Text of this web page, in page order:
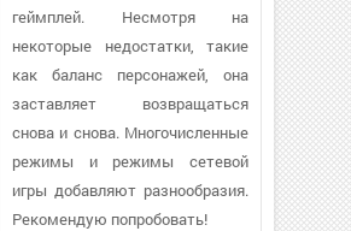
геймплей. Несмотря на
некоторые недостатки, такие
как баланс персонажей, она
заставляет возвращаться
снова и снова. Многочисленные
режимы и режимы сетевой
игры добавляют разнообразия.
Рекомендую попробовать!